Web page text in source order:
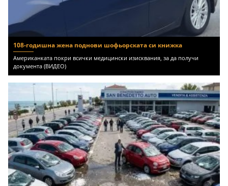
108-годишна жена поднови шофьорската си книжка
Американката покри всички медицински изисквания, за да получи
документа (ВИДЕО)